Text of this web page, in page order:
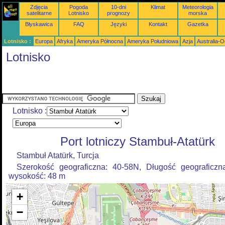
Zdjęcia
satelitarne
Pogoda
Lotnisko
10-dni
prognozy
Klimat
Meteorologia
morska
Błyskawica
FAQ Języki Kontakt Gazetka
Lotnisko : Europa Afryka Ameryka Północna Ameryka Południowa Azja Australia-
Lotnisko
Lotnisko :
Port lotniczy Stambuł-Atatürk
Stambuł Atatürk, Turcja
Szerokość geograficzna: 40-58N, Długość
wysokość: 48 m
+
−